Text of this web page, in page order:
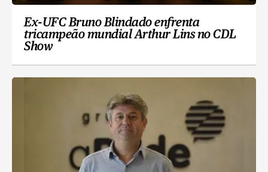
Ex-UFC Bruno Blindado enfrenta
tricampeão mundial Arthur Lins no CDL
Show